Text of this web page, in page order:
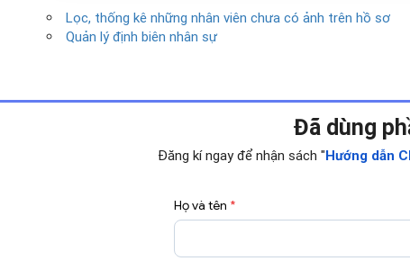
Lọc, thống kê những nhân viên chưa có ảnh trên hồ sơ
Quản lý định biên nhân sự
Đã dùng
Đăng kí ngay để nhận sách "Hướng dẫn
Họ và tên *